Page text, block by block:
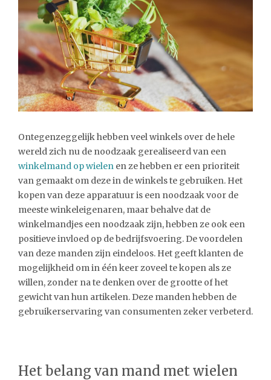
Ontegenzeggelijk hebben veel winkels over de hele
wereld zich nu de noodzaak gerealiseerd van een
winkelmand op wielen en ze hebben er een prioriteit
van gemaakt om deze in de winkels te gebruiken. Het
kopen van deze apparatuur is een noodzaak voor de
meeste winkeleigenaren, maar behalve dat de
winkelmandjes een noodzaak zijn, hebben ze ook een
positieve invloed op de bedrijfsvoering. De voordelen
van deze manden zijn eindeloos. Het geeft klanten de
mogelijkheid om in één keer zoveel te kopen als ze
willen, zonder na te denken over de grootte of het
gewicht van hun artikelen. Deze manden hebben de
gebruikerservaring van consumenten zeker verbeterd.
Het belang van mand met wielen